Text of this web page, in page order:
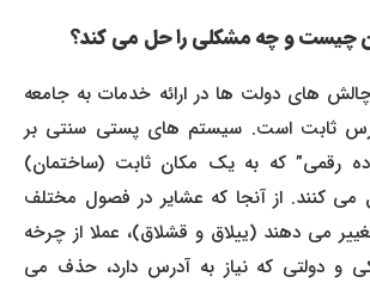
چیست و چه مشکلی را حل می کند؟
های دولت ها در ارائه خدمات به جامعه
ثابت است. سیستم های پستی سنتی بر
که به یک مکان ثابت (ساختمان)
کنند. از آنجا که عشایر در فصول مختلف
می دهند (ییلاق و قشلاق)، عملا از چرخه
دولتی که نیاز به آدرس دارد، حذف می